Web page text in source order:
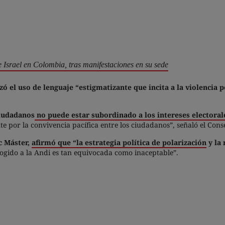
en Colombia, tras manifestaciones en su sede
el uso de lenguaje “estigmatizante que incita a la violencia
no puede estar subordinado a los intereses
por la convivencia pacífica entre los ciudadanos”, señaló el
Máster, afirmó que “la estrategia política de polarización y la
a la Andi es tan equivocada como inaceptable”.